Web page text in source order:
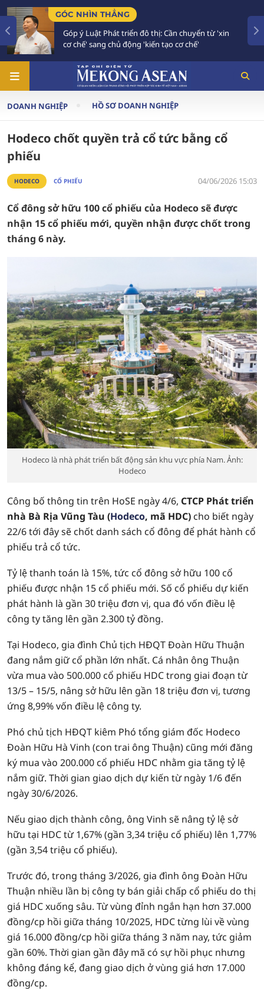
THẲNG
Phát triển đô thị: Cần chuyển từ 'xin
chủ động 'kiến tạo cơ chế'
TIÊU ĐIỂM
Bế mạc Hội
vào giai
DOANH NGHIỆP HỒ SƠ DOANH NGHIỆP
Hodeco chốt quyền trả cổ tức bằng cổ
phiếu
HODECO CỔ PHIẾU 04/06/2026 15:03
Cổ đông sở hữu 100 cổ phiếu của Hodeco sẽ được
nhận 15 cổ phiếu mới, quyền nhận được chốt trong
tháng 6 này.
Hodeco là nhà phát triển bất động sản khu vực phía Nam. Ảnh:
Hodeco
Công bố thông tin trên HoSE ngày 4/6, CTCP Phát triển
nhà Bà Rịa Vũng Tàu (Hodeco, mã HDC) cho biết ngày
22/6 tới đây sẽ chốt danh sách cổ đông để phát hành cổ
phiếu trả cổ tức.
Tỷ lệ thanh toán là 15%, tức cổ đông sở hữu 100 cổ
phiếu được nhận 15 cổ phiếu mới. Số cổ phiếu dự kiến
phát hành là gần 30 triệu đơn vị, qua đó vốn điều lệ
công ty tăng lên gần 2.300 tỷ đồng.
Tại Hodeco, gia đình Chủ tịch HĐQT Đoàn Hữu Thuận
đang nắm giữ cổ phần lớn nhất. Cá nhân ông Thuận
vừa mua vào 500.000 cổ phiếu HDC trong giai đoạn từ
13/5 – 15/5, nâng sở hữu lên gần 18 triệu đơn vị, tương
ứng 8,99% vốn điều lệ công ty.
Phó chủ tịch HĐQT kiêm Phó tổng giám đốc Hodeco
Đoàn Hữu Hà Vinh (con trai ông Thuận) cũng mới đăng
ký mua vào 200.000 cổ phiếu HDC nhằm gia tăng tỷ lệ
nắm giữ. Thời gian giao dịch dự kiến từ ngày 1/6 đến
ngày 30/6/2026.
Nếu giao dịch thành công, ông Vinh sẽ nâng tỷ lệ sở
hữu tại HDC từ 1,67% (gần 3,34 triệu cổ phiếu) lên 1,77%
(gần 3,54 triệu cổ phiếu).
Trước đó, trong tháng 3/2026, gia đình ông Đoàn Hữu
Thuận nhiều lần bị công ty bán giải chấp cổ phiếu do thị
giá HDC xuống sâu. Từ vùng đỉnh ngắn hạn hơn 37.000
đồng/cp hồi giữa tháng 10/2025, HDC từng lùi về vùng
giá 16.000 đồng/cp hồi giữa tháng 3 năm nay, tức giảm
gần 60%. Thời gian gần đây mã có sự hồi phục nhưng
không đáng kể, đang giao dịch ở vùng giá hơn 17.000
đồng/cp.